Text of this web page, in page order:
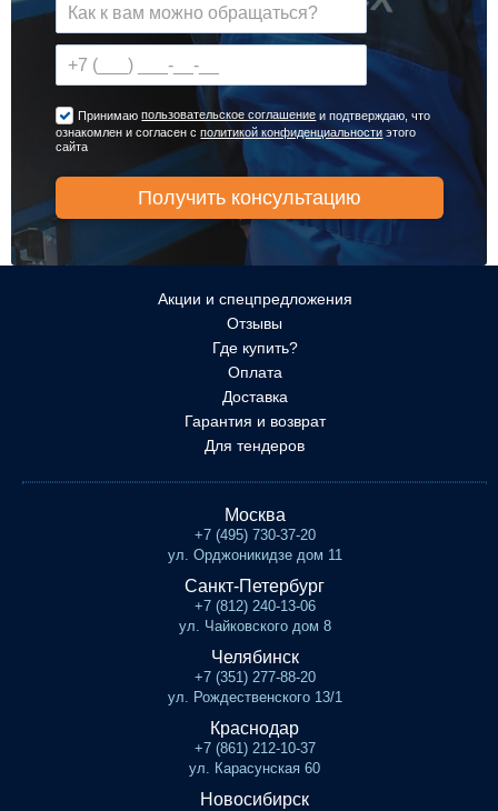
Принимаюпользовательское соглашение и подтверждаю, что
ознакомлен и согласен сполитикой конфиденциальности этого
сайта
Акции и спецпредложения
Отзывы
Где купить?
Оплата
Доставка
Гарантия и возврат
Для тендеров
Москва
+7 (495) 730-37-20
ул. Орджоникидзе дом 11
Санкт-Петербург
+7 (812) 240-13-06
ул. Чайковского дом 8
Челябинск
+7 (351) 277-88-20
ул. Рождественского 13/1
Краснодар
+7 (861) 212-10-37
ул. Карасунская 60
Новосибирск